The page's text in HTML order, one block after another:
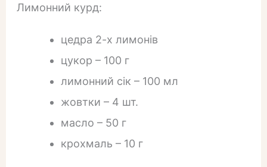
Лимонний курд:
цедра 2-х лимонів
цукор – 100 г
лимонний сік – 100 мл
жовтки – 4 шт.
масло – 50 г
крохмаль – 10 г